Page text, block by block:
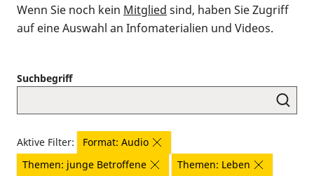
Wenn Sie noch kein Mitglied sind, haben Sie Zugriff
auf eine Auswahl an Infomaterialien und Videos.
Suchbegriff
Aktive Filter:
Format: Audio
Themen: junge Betroffene
Themen: Leben